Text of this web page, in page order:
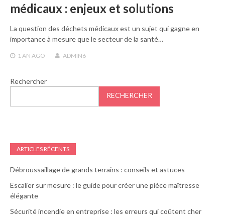
médicaux : enjeux et solutions
La question des déchets médicaux est un sujet qui gagne en
importance à mesure que le secteur de la santé…
1 AN AGO ADMIN6
Rechercher
RECHERCHER
ARTICLES RÉCENTS
Débroussaillage de grands terrains : conseils et astuces
Escalier sur mesure : le guide pour créer une pièce maîtresse
élégante
Sécurité incendie en entreprise : les erreurs qui coûtent cher